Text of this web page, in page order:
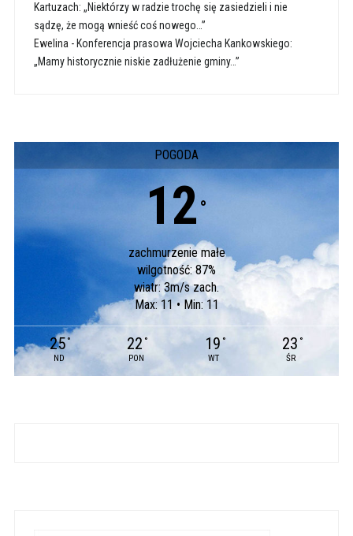
Kartuzach: „Niektórzy w radzie trochę się zasiedzieli i nie
sądzę, że mogą wnieść coś nowego…”
Ewelina - Konferencja prasowa Wojciecha Kankowskiego:
„Mamy historycznie niskie zadłużenie gminy…”
POGODA
12 °
zachmurzenie małe
wilgotność: 87%
wiatr: 3m/s zach.
Max: 11 • Min: 11
25 °
ND
22 °
PON
19 °
WT
23 °
ŚR